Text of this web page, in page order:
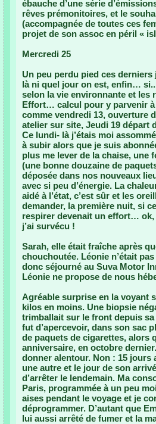
ébauche d’une série
rêves prémonitoires, et le
(accompagnée de toutes ces
projet de son assoc en péril «
Mercredi 25
Un peu perdu pied ces
là ni quel jour on est, enfin…
selon la vie environnante et
Effort… calcul pour y parvenir
comme vendredi 13, ouverture
atelier sur site, Jeudi 19 départ
Ce lundi- là j’étais moi
à subir alors que je suis
plus me lever de la chaise, une
(une bonne douzaine de
déposée dans nos nouveaux
avec si peu d’énergie. La
aidé à l’état, c’est sûr et les
demander, la première nuit, si
respirer devenait un effort…
j’ai survécu !
Sarah, elle était fraîche après
chouchoutée. Léonie n’était
donc séjourné au Suva Motor
Léonie ne propose de nous
Agréable surprise en la voyant
kilos en moins. Une biopsie
trimballait sur le front depuis
fut d’apercevoir, dans son sac
de paquets de cigarettes, alors
anniversaire, en octobre
donner alentour. Non : 15 jours
une autre et le jour de son
d’arrêter le lendemain. Ma
Paris, programmée à un peu
aises pendant le voyage et je
déprogrammer. D’autant que
lui aussi arrêté de fumer et la